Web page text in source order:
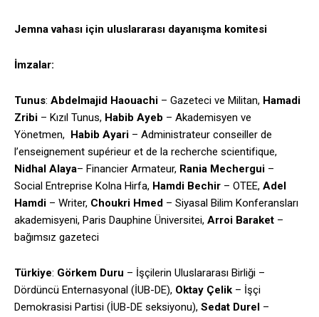
Jemna vahası için uluslararası dayanışma komitesi
İmzalar:
Tunus: Abdelmajid Haouachi – Gazeteci ve Militan, Hamadi
Zribi – Kızıl Tunus, Habib Ayeb – Akademisyen ve
Yönetmen, Habib Ayari – Administrateur conseiller de
l’enseignement supérieur et de la recherche scientifique,
Nidhal Alaya– Financier Armateur, Rania Mechergui –
Social Entreprise Kolna Hirfa, Hamdi Bechir – OTEE, Adel
Hamdi – Writer, Choukri Hmed – Siyasal Bilim Konferansları
akademisyeni, Paris Dauphine Üniversitei, Arroi Baraket –
bağımsız gazeteci
Türkiye: Görkem Duru – İşçilerin Uluslararası Birliği –
Dördüncü Enternasyonal (İUB-DE), Oktay Çelik – İşçi
Demokrasisi Partisi (İUB-DE seksiyonu), Sedat Durel –